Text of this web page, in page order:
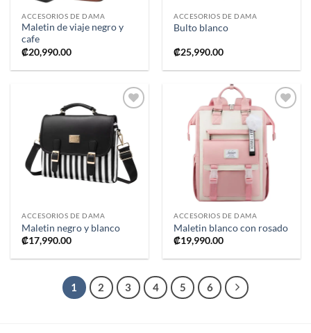
ACCESORIOS DE DAMA
Maletin de viaje negro y
cafe
₡20,990.00
ACCESORIOS DE DAMA
Bulto blanco
₡25,990.00
Añadir
lista de
deseos
ACCESORIOS DE DAMA
Maletin negro y blanco
₡17,990.00
Añadir
lista de
ACCESORIOS DE DAMA
Maletin blanco con rosado
₡19,990.00
1 2 3 4 5 6